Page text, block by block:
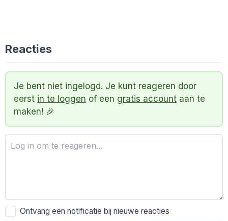
Reacties
Je bent niet ingelogd. Je kunt reageren door
eerst in te loggen of een gratis account aan te
maken! 🎉
Ontvang een notificatie bij nieuwe reacties